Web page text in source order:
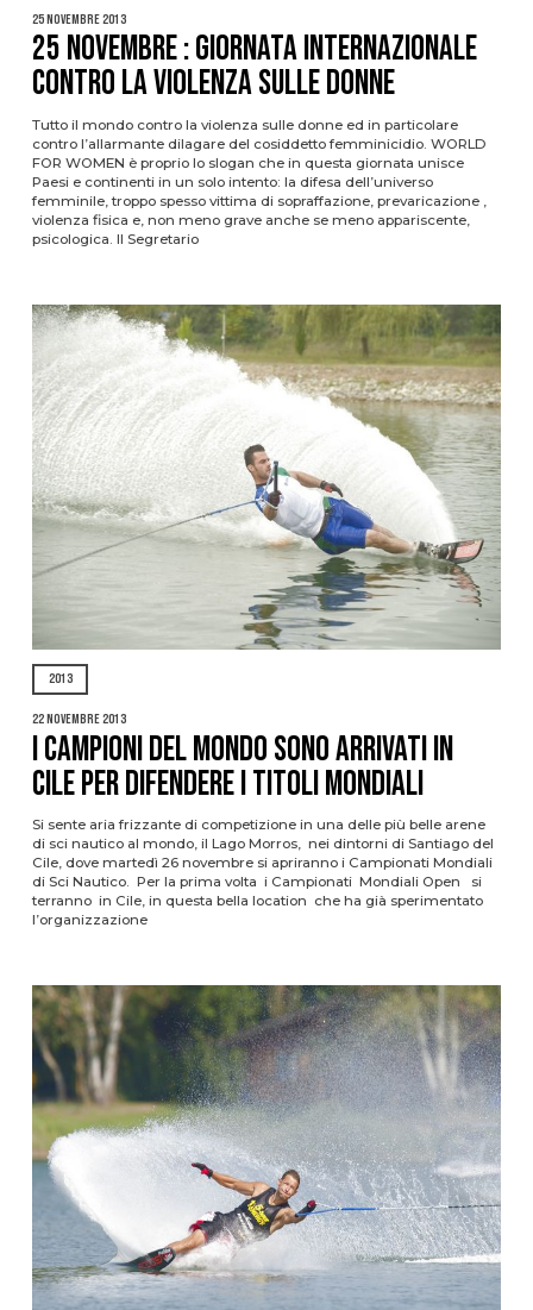
25 Novembre 2013
25 NOVEMBRE : GIORNATA INTERNAZIONALE
CONTRO LA VIOLENZA SULLE DONNE
Tutto il mondo contro la violenza sulle donne ed in particolare
contro l’allarmante dilagare del cosiddetto femminicidio. WORLD
FOR WOMEN è proprio lo slogan che in questa giornata unisce
Paesi e continenti in un solo intento: la difesa dell’universo
femminile, troppo spesso vittima di sopraffazione, prevaricazione ,
violenza fisica e, non meno grave anche se meno appariscente,
psicologica. Il Segretario
2013
22 Novembre 2013
I CAMPIONI DEL MONDO SONO ARRIVATI IN
CILE PER DIFENDERE I TITOLI MONDIALI
Si sente aria frizzante di competizione in una delle più belle arene
di sci nautico al mondo, il Lago Morros, nei dintorni di Santiago del
Cile, dove martedì 26 novembre si apriranno i Campionati Mondiali
di Sci Nautico. Per la prima volta i Campionati Mondiali Open si
terranno in Cile, in questa bella location che ha già sperimentato
l’organizzazione